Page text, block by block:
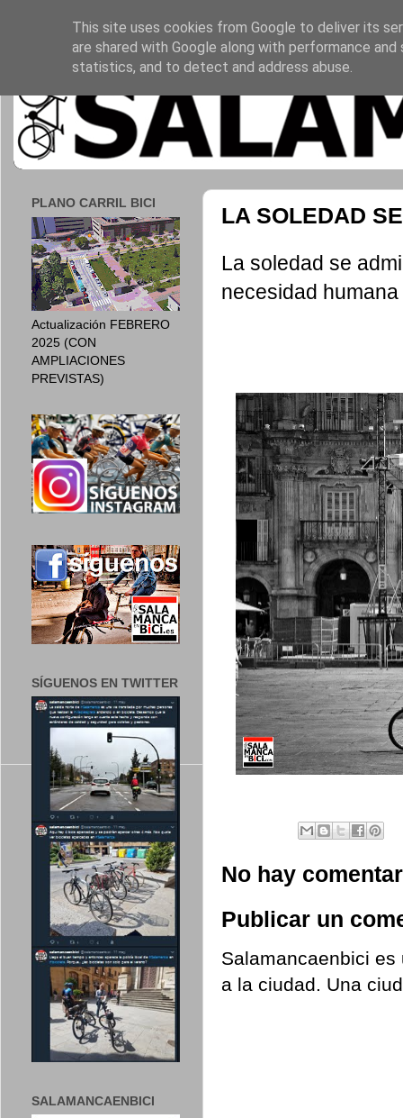
LA SOLEDAD
La soledad se
necesidad
No hay
Publicar un
Salamancaenbici
a la ciudad. Una
PLANO CARRIL BICI
Actualización FEBRERO
2025 (CON
AMPLIACIONES
PREVISTAS)
SÍGUENOS EN TWITTER
SALAMANCAENBICI
This site uses cookies from Google to deliver its
are shared with Google along with performance
statistics, and to detect and address abuse.